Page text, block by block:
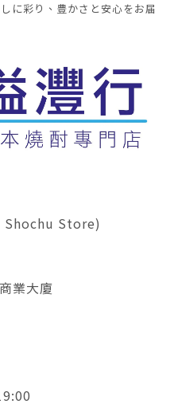
に彩り、豊かさと安心をお届
Shochu Store)
業大廈